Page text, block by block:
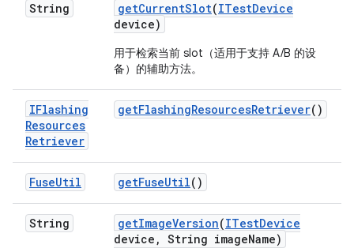
String getCurrentSlot(ITestDevice
device)
用于检索当前 slot（适用于支持 A/B 的设
备）的辅助方法。
IFlashing
Resources
Retriever
getFlashingResourcesRetriever()
FuseUtil getFuseUtil()
String getImageVersion(ITestDevice
device , String imageName)